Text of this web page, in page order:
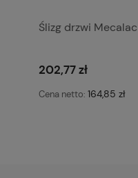
Ślizg drzwi
202,77 zł
Cena netto: 164,85 zł